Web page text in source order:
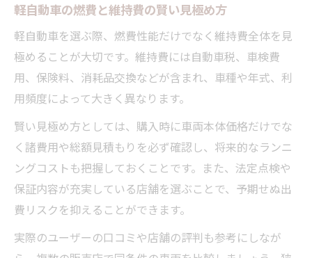
軽自動車の燃費と維持費の賢い見極め方
軽自動車を選ぶ際、燃費性能だけでなく維持費全体を見
極めることが大切です。維持費には自動車税、車検費
用、保険料、消耗品交換などが含まれ、車種や年式、利
用頻度によって大きく異なります。
賢い見極め方としては、購入時に車両本体価格だけでな
く諸費用や総額見積もりを必ず確認し、将来的なランニ
ングコストも把握しておくことです。また、法定点検や
保証内容が充実している店舗を選ぶことで、予期せぬ出
費リスクを抑えることができます。
実際のユーザーの口コミや店舗の評判も参考にしなが